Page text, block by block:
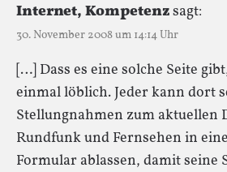
Internet, Kompetenzsagt:
30. November 2008 um 14:14 Uhr
[…] Dass es eine solche Seite
einmal löblich. Jeder kann dort
Stellungnahmen zum aktuellen
Rundfunk und Fernsehen in
Formular ablassen, damit seine